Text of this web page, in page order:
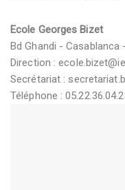
Ecole Georges Bizet
Bd Ghandi - Casablanca
Direction :
Secrétariat :
Téléphone :